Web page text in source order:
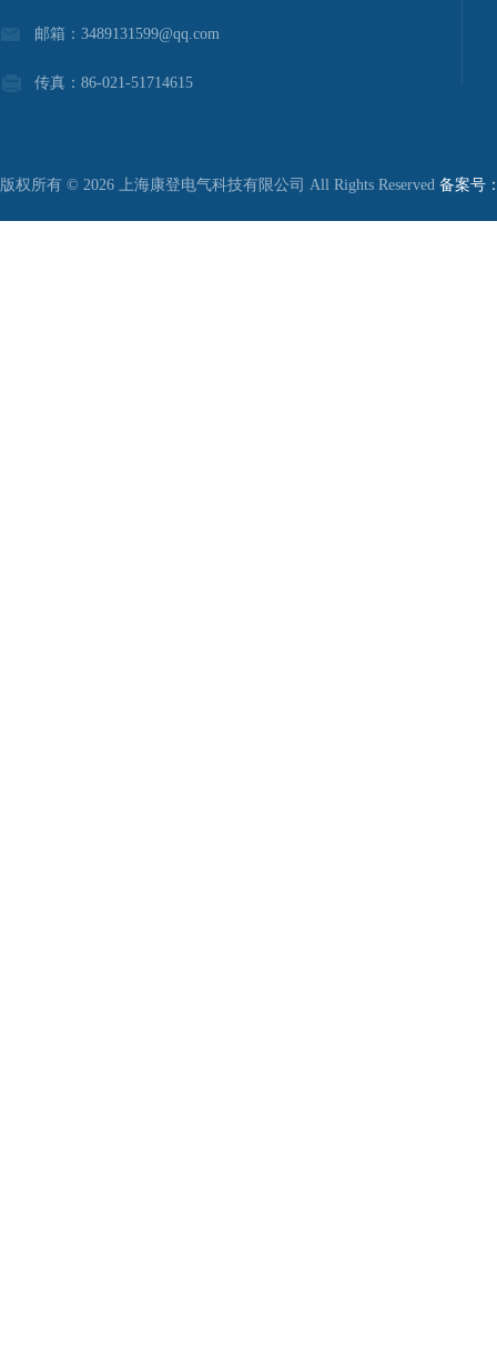
邮箱：3489131599@qq.com
传真：86-021-51714615
版权所有 © 2026 上海康登电气科技有限公司 All Rights Reserved 备案号